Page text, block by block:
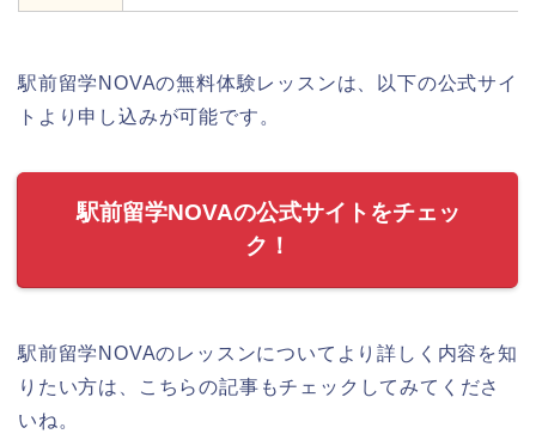
駅前留学NOVAの無料体験レッスンは、以下の公式サイ
トより申し込みが可能です。
駅前留学NOVAの公式サイトをチェッ
ク！
駅前留学NOVAのレッスンについてより詳しく内容を知
りたい方は、こちらの記事もチェックしてみてくださ
いね。